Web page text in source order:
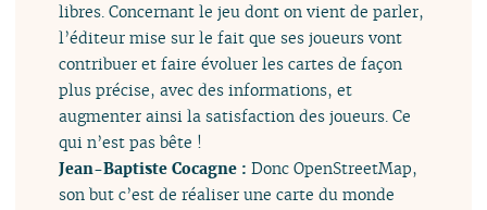
libres. Concernant le jeu dont on vient de parler,
l’éditeur mise sur le fait que ses joueurs vont
contribuer et faire évoluer les cartes de façon
plus précise, avec des informations, et
augmenter ainsi la satisfaction des joueurs. Ce
qui n’est pas bête !
Jean-Baptiste Cocagne :Donc OpenStreetMap,
son but c’est de réaliser une carte du monde